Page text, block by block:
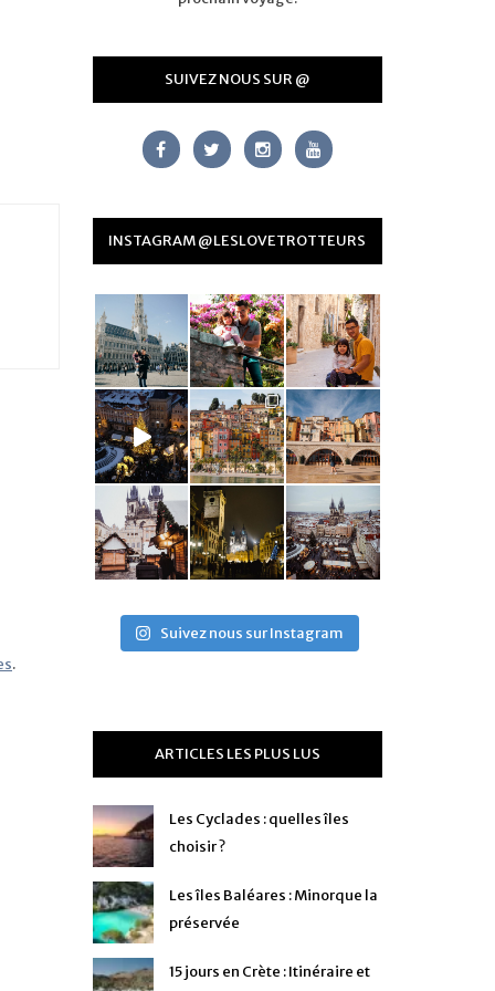
.
SUIVEZ NOUS SUR @
INSTAGRAM @LESLOVETROTTEURS
Suivez nous sur Instagram
ARTICLES LES PLUS LUS
Les Cyclades : quelles îles
choisir ?
Les îles Baléares : Minorque la
préservée
15 jours en Crète : Itinéraire et